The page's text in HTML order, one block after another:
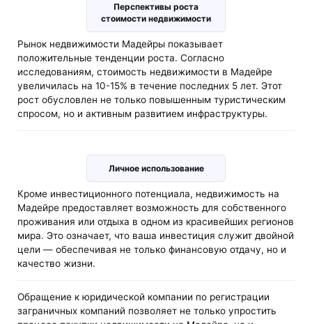
Перспективы роста
стоимости недвижимости
Рынок недвижимости Мадейры показывает
положительные тенденции роста. Согласно
исследованиям, стоимость недвижимости в Мадейре
увеличилась на 10-15% в течение последних 5 лет. Этот
рост обусловлен не только повышенным туристическим
спросом, но и активным развитием инфраструктуры.
Личное использование
Кроме инвестиционного потенциала, недвижимость на
Мадейре предоставляет возможность для собственного
проживания или отдыха в одном из красивейших регионов
мира. Это означает, что ваша инвестиция служит двойной
цели — обеспечивая не только финансовую отдачу, но и
качество жизни.
Обращение к юридической компании по регистрации
заграничных компаний позволяет не только упростить